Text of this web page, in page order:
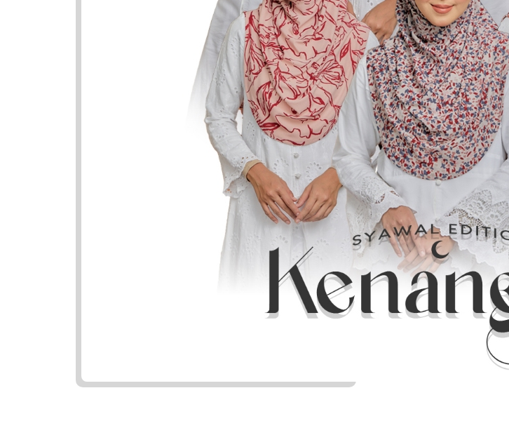
Nama Yang Berkaitan dengan Arraf Asyraf
Nama
Musyrif
Ashraf
Isyraf